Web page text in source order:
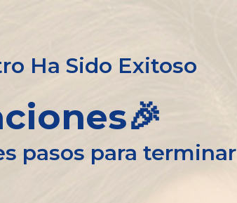
Ha Sido Exitoso
pasos para terminar